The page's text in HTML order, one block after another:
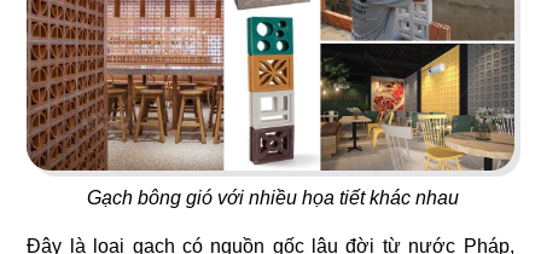
Gạch bông gió với nhiều họa tiết khác nhau
Đây là loại gạch có nguồn gốc lâu đời từ nước Pháp,
63
CHARM
Bistro & Cafe
64
A MÀ KITCHEN
Nhà hàng Hongkong